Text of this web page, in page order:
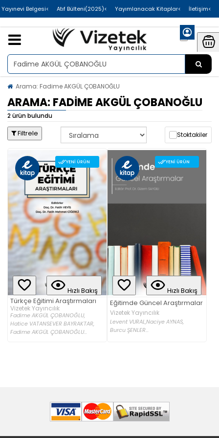
>İletişim
>Yayımlanacak Kitaplar
>Atıf Bülteni(2025)
>Uluslararası Yayınevi Belgesi
Arama: Fadime AKGÜL ÇOBANOĞLU
ARAMA: FADIME AKGÜL ÇOBANOĞLU
2 ürün bulundu
Filtrele Stoktakiler
YENI ÜRÜN
Hızlı Bakış
Türkçe Eğitimi Araştırmaları
Vizetek Yayıncılık
Fadime AKGÜL ÇOBANOĞLU,
Hatice VATANSEVER BAYRAKTAR,
Fadime AKGÜL ÇOBANOĞLU...
YENI ÜRÜN
Hızlı Bakış
Eğitimde Güncel Araştırmalar
Vizetek Yayıncılık
Levent VURAL,Naciye AYNAS,
Burcu ŞENLER...